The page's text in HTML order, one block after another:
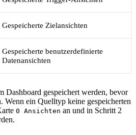
Gespeicherte Zielansichten
Gespeicherte benutzerdefinierte
Datenansichten
Dashboard gespeichert werden, bevor
Wenn ein Quelltyp keine gespeicherten
0 Ansichten an und in Schritt 2